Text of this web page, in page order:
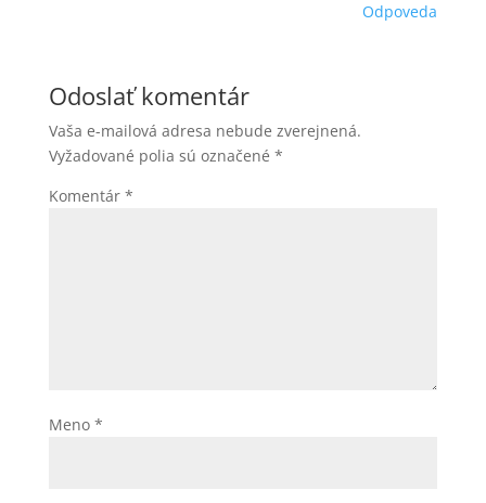
Odpoveda
Odoslať komentár
Vaša e-mailová adresa nebude zverejnená.
Vyžadované polia sú označené *
Komentár *
Meno *